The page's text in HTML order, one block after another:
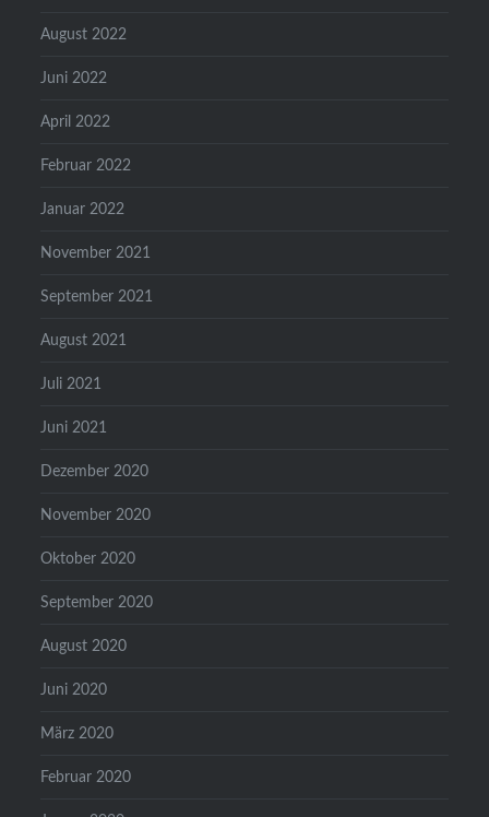
August 2022
Juni 2022
April 2022
Februar 2022
Januar 2022
November 2021
September 2021
August 2021
Juli 2021
Juni 2021
Dezember 2020
November 2020
Oktober 2020
September 2020
August 2020
Juni 2020
März 2020
Februar 2020